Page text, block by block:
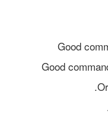
Good
Good